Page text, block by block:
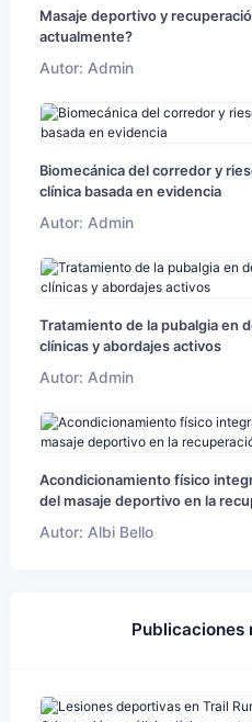
Masaje deportivo y
actualmente?
Autor: Admin
Biomecánica del corredor y
clínica basada en evidencia
Autor: Admin
Tratamiento de la pubalgia en
clínicas y abordajes activos
Autor: Admin
Acondicionamiento físico
del masaje deportivo en la
Autor: Albi Bello
Publicaciones